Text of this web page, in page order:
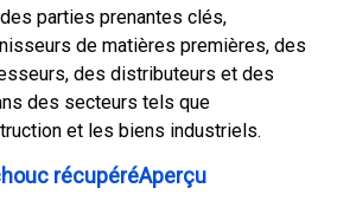
parties prenantes clés,
de matières premières, des
des distributeurs et des
des secteurs tels que
et les biens industriels.
récupéréAperçu